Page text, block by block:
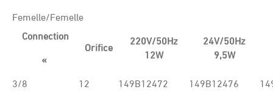
Femelle/Femelle
Connection
Orifice
220V/50Hz
12W
24V/50Hz
9,5W
«
3/8 12 149B12472 149B12476